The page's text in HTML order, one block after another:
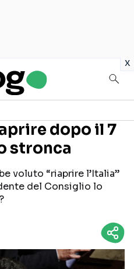
x
sui social
dopo il 7
stronca
voluto “riaprire l’Italia”
del Consiglio lo